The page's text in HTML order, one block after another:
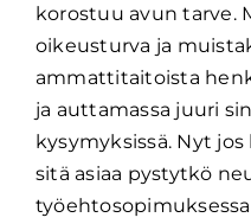
korostuu avun tarve.
oikeusturva ja
ammattitaitoista
ja auttamassa juuri
kysymyksissä. Nyt
sitä asiaa pystytkö